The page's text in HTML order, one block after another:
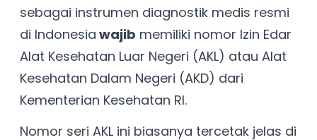
sebagai instrumen diagnostik medis resmi
di Indonesia wajib memiliki nomor Izin Edar
Alat Kesehatan Luar Negeri (AKL) atau Alat
Kesehatan Dalam Negeri (AKD) dari
Kementerian Kesehatan RI.
Nomor seri AKL ini biasanya tercetak jelas di